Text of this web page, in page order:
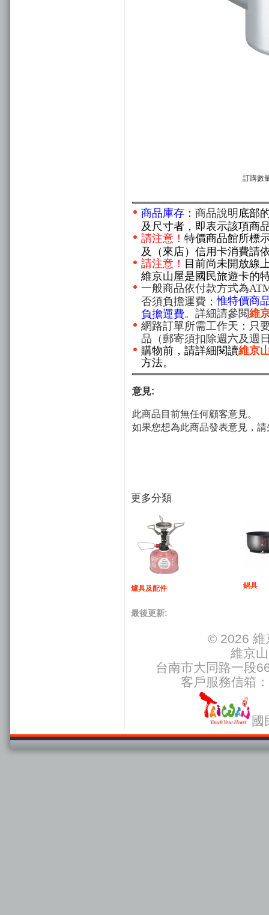
訂購數
商品庫存： 商品說明 底部
及尺寸者，即表示該項商
請注意！ 特價商品館所標
及（來店）信用卡消費請
請注意！ 目前尚未開放線
維京山屋是國民旅遊卡的
一般商品依付款方式為
否須負擔運費；惟特價商
負擔運費。詳細請參閱維
網路訂單所需工作天：只
品（郵寄須扣除週六及週
購物前，請詳細閱讀維京
方法。
意見:
此商品目前無任何顧客意見。
如果您想為此商品發表意見，
更多分類
爐具及配件 鍋具
最後更新:
© 2026 維
維京
台南市大同路一段
客戶服務信箱：
國